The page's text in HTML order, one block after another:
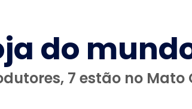
do
7 estão no Mato